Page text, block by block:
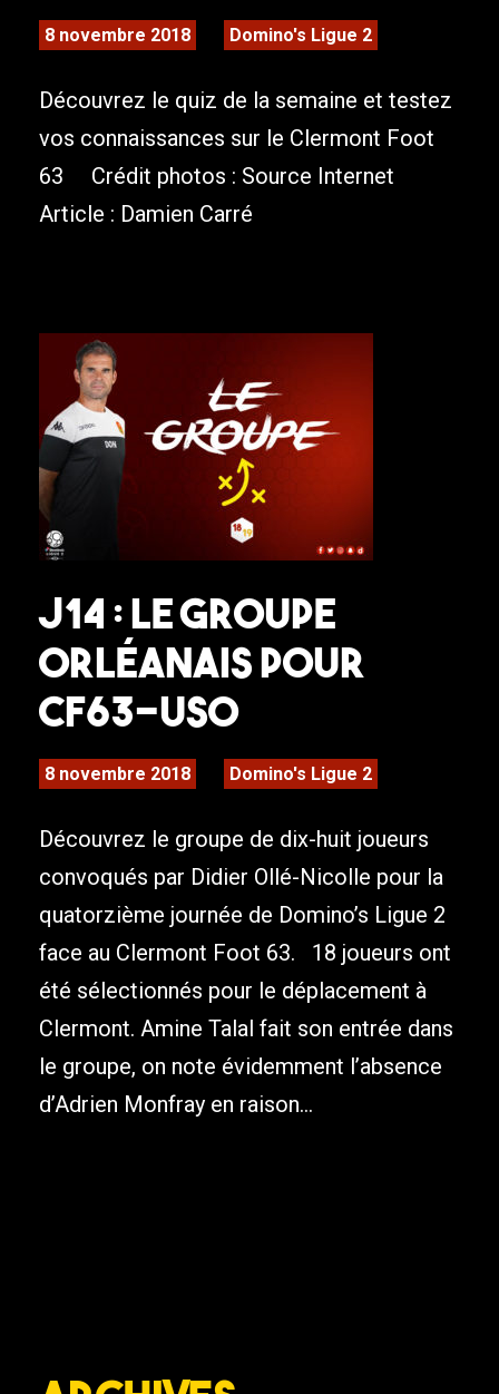
8 novembre 2018 Domino's Ligue 2
Découvrez le quiz de la semaine et testez
vos connaissances sur le Clermont Foot
63 Crédit photos : Source Internet
Article : Damien Carré
J14 : Le groupe
orléanais pour
CF63-USO
8 novembre 2018 Domino's Ligue 2
Découvrez le groupe de dix-huit joueurs
convoqués par Didier Ollé-Nicolle pour la
quatorzième journée de Domino’s Ligue 2
face au Clermont Foot 63. 18 joueurs ont
été sélectionnés pour le déplacement à
Clermont. Amine Talal fait son entrée dans
le groupe, on note évidemment l’absence
d’Adrien Monfray en raison...